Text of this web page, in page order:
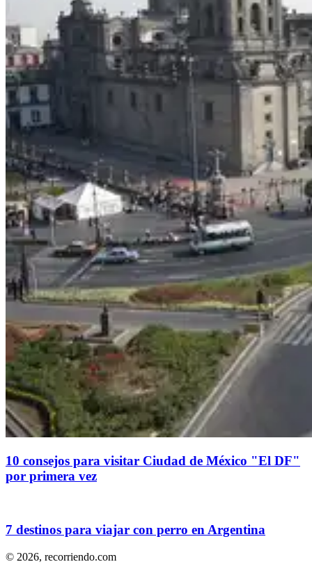
10 consejos para visitar Ciudad de México "El DF"
por primera vez
7 destinos para viajar con perro en Argentina
© 2026, recorriendo.com